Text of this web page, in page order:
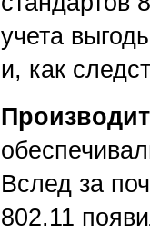
учета
и, как
Вслед за
802.11